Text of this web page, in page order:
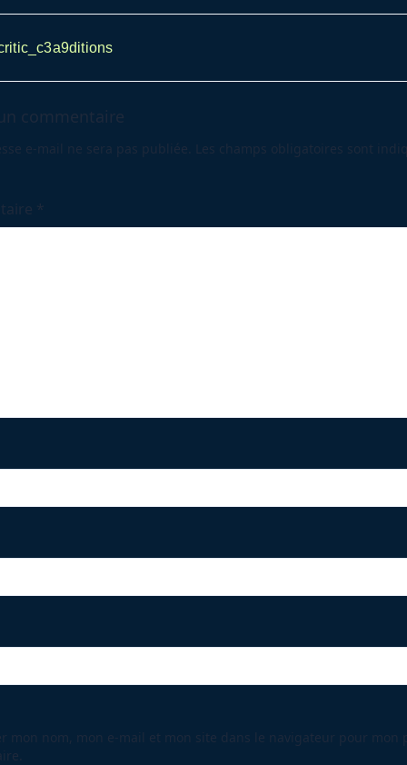
span>
commentaire
e-mail ne sera pas publiée. Les champs obligatoires sont
*
mon nom, mon e-mail et mon site dans le navigateur pour mon